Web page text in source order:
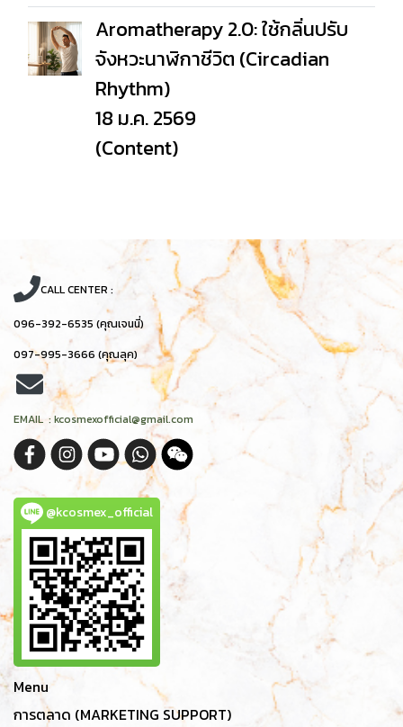
Aromatherapy 2.0: ใช้กลิ่นปรับ
จังหวะนาฬิกาชีวิต (Circadian
Rhythm)
18 ม.ค. 2569
(Content)
CALL CENTER :
096-392-6535 (คุณเจนนี่)
097-995-3666 (คุณลุค)
EMAIL : kcosmexofficial@gmail.com
@kcosmex_official
Menu
การตลาด (MARKETING SUPPORT)